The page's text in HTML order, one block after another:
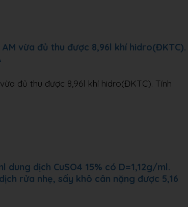
vừa đủ thu được 8,96l khí hidro(ĐKTC).
đủ thu được 8,96l khí hidro(ĐKTC). Tính
dịch CuSO4 15% có D=1,12g/ml.
rửa nhẹ, sấy khô cân nặng được 5,16